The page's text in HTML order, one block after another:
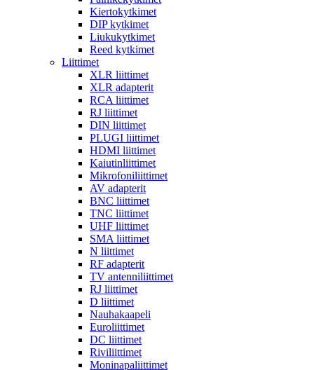
Kiertokytkimet
DIP kytkimet
Liukukytkimet
Reed kytkimet
Liittimet
XLR liittimet
XLR adapterit
RCA liittimet
RJ liittimet
DIN liittimet
PLUGI liittimet
HDMI liittimet
Kaiutinliittimet
Mikrofoniliittimet
AV adapterit
BNC liittimet
TNC liittimet
UHF liittimet
SMA liittimet
N liittimet
RF adapterit
TV antenniliittimet
RJ liittimet
D liittimet
Nauhakaapeli
Euroliittimet
DC liittimet
Riviliittimet
Moninapaliittimet